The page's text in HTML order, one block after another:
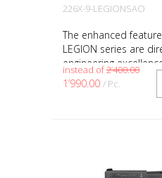
226X-9-LEGIONSAO
The enhanced
LEGION series are
engineering
and proven quality of
XFIVE LE...
instead of2’400.00
1’990.00 / Pc.